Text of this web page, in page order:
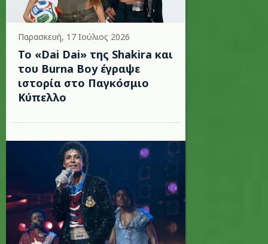
Παρασκευή, 17 Ιούλιος 2026
To «Dai Dai» της Shakira και
του Burna Boy έγραψε
ιστορία στο Παγκόσμιο
Κύπελλο